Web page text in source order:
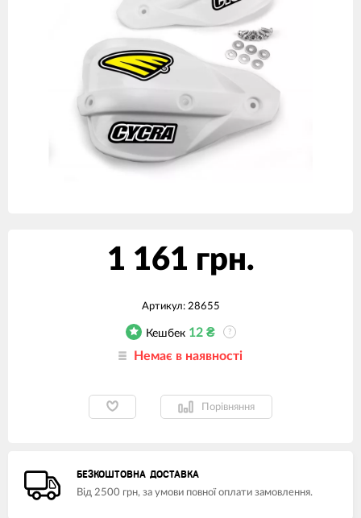
1 161 грн.
Артикул: 28655
Кешбек 12₴ ?
Немає в наявності
Порівняння
БЕЗКОШТОВНА ДОСТАВКА
Від 2500 грн, за умови повної оплати замовлення.